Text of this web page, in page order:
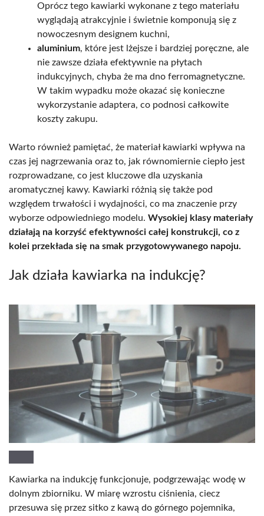
Oprócz tego kawiarki wykonane z tego materiału
wyglądają atrakcyjnie i świetnie komponują się z
nowoczesnym designem kuchni,
aluminium, które jest lżejsze i bardziej poręczne, ale
nie zawsze działa efektywnie na płytach
indukcyjnych, chyba że ma dno ferromagnetyczne.
W takim wypadku może okazać się konieczne
wykorzystanie adaptera, co podnosi całkowite
koszty zakupu.
Warto również pamiętać, że materiał kawiarki wpływa na
czas jej nagrzewania oraz to, jak równomiernie ciepło jest
rozprowadzane, co jest kluczowe dla uzyskania
aromatycznej kawy. Kawiarki różnią się także pod
względem trwałości i wydajności, co ma znaczenie przy
wyborze odpowiedniego modelu. Wysokiej klasy materiały
działają na korzyść efektywności całej konstrukcji, co z
kolei przekłada się na smak przygotowywanego napoju.
Jak działa kawiarka na indukcję?
Kawiarka na indukcję funkcjonuje, podgrzewając wodę w
dolnym zbiorniku. W miarę wzrostu ciśnienia, ciecz
przesuwa się przez sitko z kawą do górnego pojemnika,